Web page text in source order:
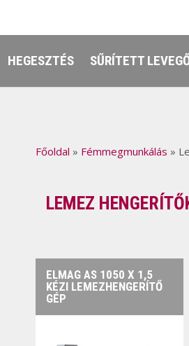
HEGESZTÉS SŰRÍTETT
Főoldal » Fémmegmunkálás »
LEMEZ
ELMAG AS 1050 X 1,5
KÉZI LEMEZHENGERÍTŐ
GÉP